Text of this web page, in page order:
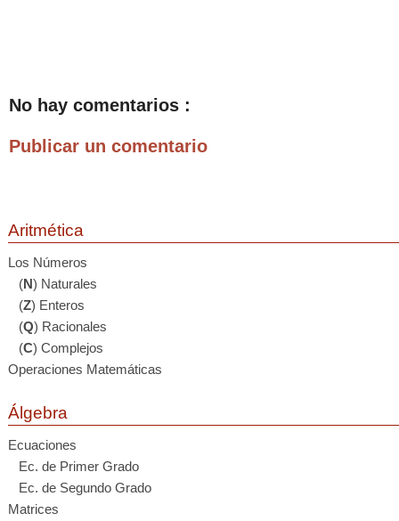
No hay comentarios :
Publicar un comentario
Aritmética
Los Números
(N) Naturales
(Z) Enteros
(Q) Racionales
(C) Complejos
Operaciones Matemáticas
Álgebra
Ecuaciones
Ec. de Primer Grado
Ec. de Segundo Grado
Matrices